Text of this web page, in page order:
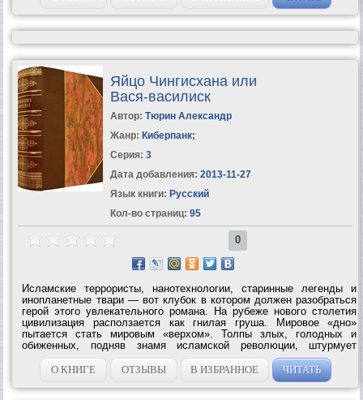
Яйцо Чингисхана или
Вася-василиск
Автор: Тюрин Александр
Жанр: Киберпанк;
Серия: 3
Дата добавления: 2013-11-27
Язык книги: Русский
Кол-во страниц: 95
0
Исламские террористы, нанотехнологии, старинные легенды и
инопланетные твари — вот клубок в котором должен разобраться
герой этого увлекательного романа. На рубеже нового столетия
цивилизация расползается как гнилая груша. Мировое «дно»
пытается стать мировым «верхом». Толпы злых, голодных и
обиженных, подняв знамя исламской революции, штурмует
бастионы благополучия. В руках у воинов джихада
сверхсовременное оружие, от...
О КНИГЕ ОТЗЫВЫ В ИЗБРАННОЕ ЧИТАТЬ